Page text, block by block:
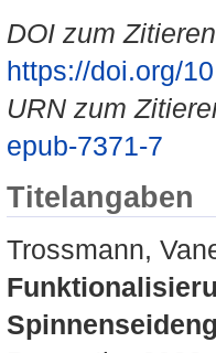
DOI zum
https://doi.org/
URN zum
epub-7371-7
Titelangaben
Trossmann,